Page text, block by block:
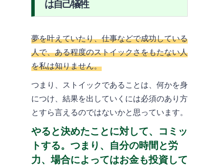
は自己犠牲
夢を叶えていたり、仕事などで成功している
人で、ある程度のストイックさをもたない人
を私は知りません。
つまり、ストイックであることは、何かを身
につけ、結果を出していくには必須のあり方
とすら言えるのではないかと思っています。
やると決めたことに対して、コミッ
トする。つまり、自分の時間と労
力、場合によってはお金も投資して